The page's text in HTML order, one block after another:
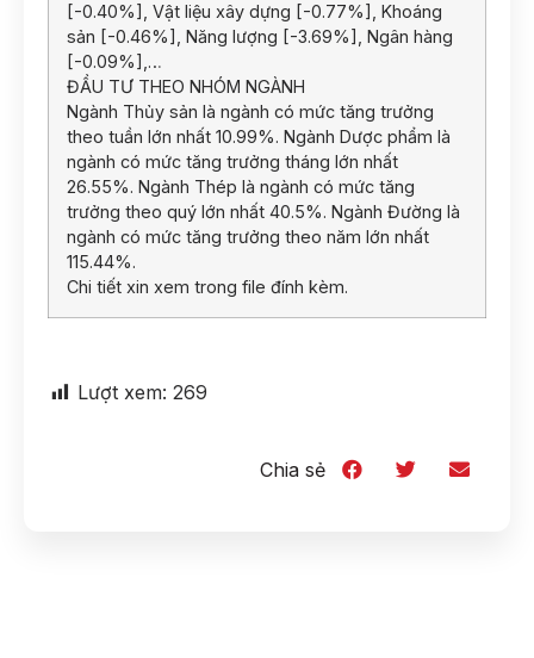
[-0.40%], Vật liệu xây dựng [-0.77%], Khoáng
sản [-0.46%], Năng lượng [-3.69%], Ngân hàng
[-0.09%],…
ĐẦU TƯ THEO NHÓM NGÀNH
Ngành Thủy sản là ngành có mức tăng trưởng
theo tuần lớn nhất 10.99%. Ngành Dược phẩm là
ngành có mức tăng trưởng tháng lớn nhất
26.55%. Ngành Thép là ngành có mức tăng
trưởng theo quý lớn nhất 40.5%. Ngành Đường là
ngành có mức tăng trưởng theo năm lớn nhất
115.44%.
Chi tiết xin xem trong file đính kèm.
Lượt xem: 269
Chia sẻ